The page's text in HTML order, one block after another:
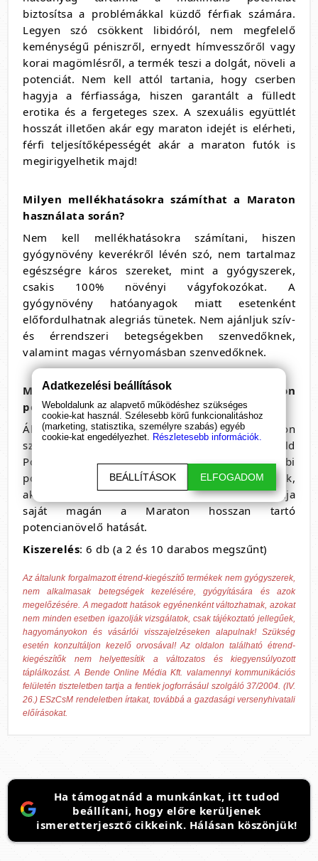
biztosítsa a problémákkal küzdő férfiak számára.
Legyen szó csökkent libidóról, nem megfelelő
keménységű péniszről, ernyedt hímvesszőről vagy
korai magömlésről, a termék teszi a dolgát, növeli a
potenciát. Nem kell attól tartania, hogy cserben
hagyja a férfiassága, hiszen garantált a fülledt
erotika és a fergeteges szex. A szexuális együttlét
hosszát illetően akár egy maraton idejét is elérheti,
férfi teljesítőképességét akár a maraton futók is
megirigyelhetik majd!
Milyen mellékhatásokra számíthat a Maraton
használata során?
Nem kell mellékhatásokra számítani, hiszen
gyógynövény keverékről lévén szó, nem tartalmaz
egészségre káros szereket, mint a gyógyszerek,
csakis 100% növényi vágyfokozókat. A
gyógynövény hatóanyagok miatt esetenként
előfordulhatnak alegriás tünetek. Nem ajánljuk szív-
és érrendszeri betegségekben szenvedőknek,
valamint magas vérnyomásban szenvedőknek.
Milyen vélemények keringenek a Maraton
potencianövelőről a fórumokban?
Általánosan kijelenthetjük, hogy a fórumokon
szeretik a terméket. Bár a Boom Boom és a Gold
Power kedveltebb, hatását tekintve hasonló a többi
potencianövelőhöz. Ha megfogadja véleményünk,
akkor ad egy esélyt a terméknek és megtapasztalja
saját magán a Maraton hosszan tartó
potencianövelő hatását.
Kiszerelés: 6 db (a 2 és 10 darabos megszűnt)
Az általunk forgalmazott étrend-kiegészítő termékek nem gyógyszerek,
nem alkalmasak betegségek kezelésére, gyógyítására és azok
megelőzésére. A megadott hatások egyénenként változhatnak, azokat
nem minden esetben igazolják vizsgálatok, csak tájékoztató jellegűek,
hagyományokon és vásárlói visszajelzéseken alapulnak! Szükség
esetén konzultáljon kezelő orvosával! Az oldalon található étrend-
kiegészítők nem helyettesítik a változatos és kiegyensúlyozott
táplálkozást. A Bende Online Média Kft. valamennyi kommunikációs
felületén tiszteletben tartja a fentiek jogforrásául szolgáló 37/2004. (IV.
26.) ESzCsM rendeletben írtakat, továbbá a gazdasági versenyhivatali
előírásokat.
Ha támogatnád a munkánkat, itt tudod
beállítani, hogy előre kerüljenek
ismeretterjesztő cikkeink. Hálásan köszönjük!
Adatkezelési beállítások
Weboldalunk az alapvető működéshez szükséges
cookie-kat használ. Szélesebb körű funkcionalitáshoz
(marketing, statisztika, személyre szabás) egyéb
cookie-kat engedélyezhet. Részletesebb információk.
BEÁLLÍTÁSOK ELFOGADOM